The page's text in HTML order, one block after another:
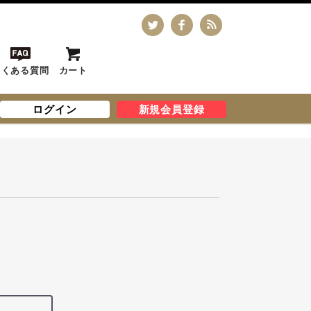
ある質問 カート
ログイン 新規会員登録